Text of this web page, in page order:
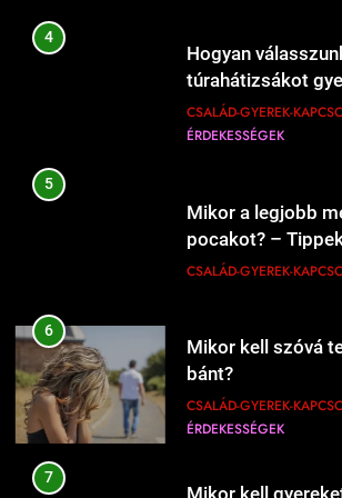
4
Hogyan
túrahátizsákot
CSALÁD-GYEREK-
ÉRDEKESSÉGEK
5
Mikor a legjobb
pocakot? –
fotózás
CSALÁD-GYEREK-
6
Mikor kell szóvá
bánt?
CSALÁD-GYEREK-
ÉRDEKESSÉGEK
7
Mi kell a
ÉRDEKESSÉGEK ÉTEL-
kipróbálni?
ÉRDEKESSÉGEK ÉTEL-
Kipróbáltuk a házi
liter tejből –
ÉRDEKESSÉGEK
Kipróbáltuk
1228